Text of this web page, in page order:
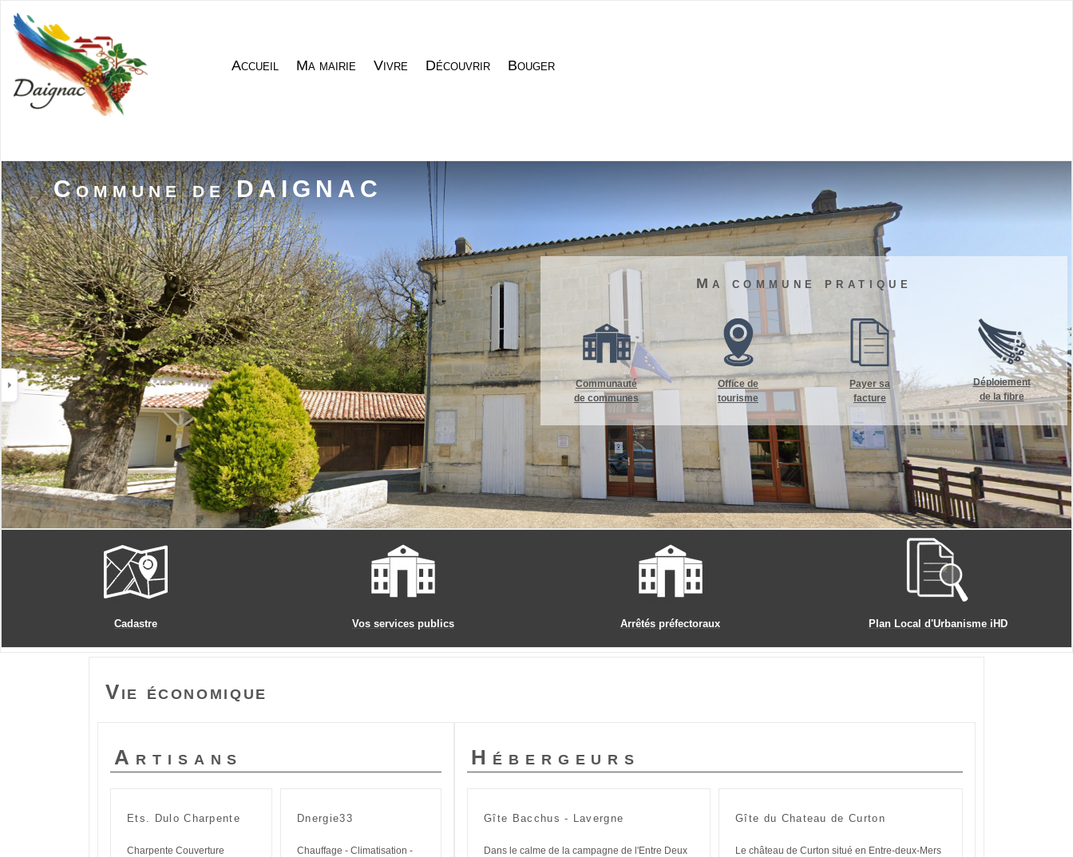
Accueil Ma mairie Vivre Découvrir Bouger
Commune de DAIGNAC
Ma commune pratique
Communauté
de communes
Office de
tourisme
Payer sa
facture
Déploiement
de la fibre
Cadastre Vos services publics Arrêtés préfectoraux Plan Local d'Urbanisme iHD
Vie économique
Artisans
Ets. Dulo Charpente
Charpente Couverture
Dnergie33
Chauffage - Climatisation -
Hébergeurs
Gîte Bacchus - Lavergne
Dans le calme de la campagne de l'Entre Deux
Gîte du Chateau de Curton
Le château de Curton situé en Entre-deux-Mers